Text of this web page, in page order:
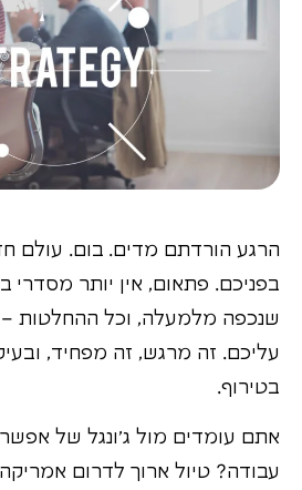
הרגע הורדתם מדים. בום. עולם
בפניכם. פתאום, אין יותר מסדרי
שנכפה מלמעלה, וכל ההחלטות –
עליכם. זה מרגש, זה מפחיד,
בטירוף.
אתם עומדים מול ג'ונגל של
עבודה? טיול ארוך לדרום